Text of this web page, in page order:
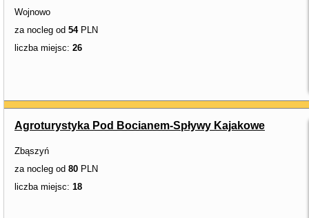
Wojnowo
za nocleg od 54PLN
liczba miejsc: 26
Agroturystyka Pod Bocianem-Spływy Kajakowe
Zbąszyń
za nocleg od 80 PLN
liczba miejsc: 18